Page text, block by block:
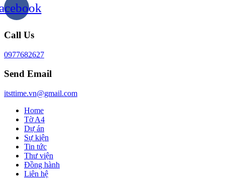
Call Us
0977682627
Send Email
itsttime.vn@gmail.com
Home
Tờ A4
Dự án
Sự kiện
Tin tức
Thư viện
Đồng hành
Liên hệ